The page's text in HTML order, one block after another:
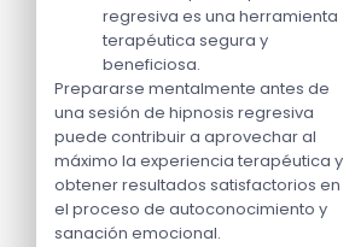
regresiva es una herramienta
terapéutica segura y
beneficiosa.
Prepararse mentalmente antes de
una sesión de hipnosis regresiva
puede contribuir a aprovechar al
máximo la experiencia terapéutica y
obtener resultados satisfactorios en
el proceso de autoconocimiento y
sanación emocional.